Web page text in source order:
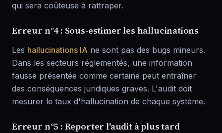
qui sera coûteuse à rattraper.
Erreur n°4 : Sous-estimer les hallucinations
Les hallucinations IA ne sont pas des bugs mineurs.
Dans les secteurs réglementés, une information
fausse présentée comme certaine peut entraîner
des conséquences juridiques graves. L'audit doit
mesurer le taux d'hallucination de chaque système.
Erreur n°5 : Reporter l'audit à plus tard